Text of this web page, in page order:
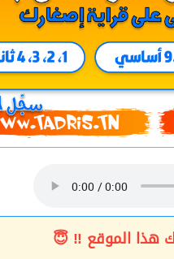
هذا الموقع ‼ 😇